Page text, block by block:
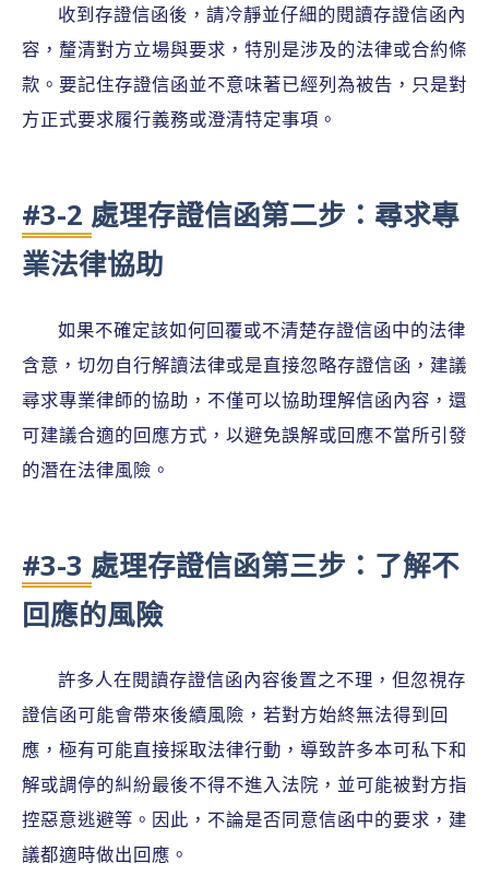
收到存證信函後，請冷靜並仔細的閱讀存證信函內
容，釐清對方立場與要求，特別是涉及的法律或合約條
款。要記住存證信函並不意味著已經列為被告，只是對
方正式要求履行義務或澄清特定事項。
#3-2 處理存證信函第二步：尋求專
業法律協助
如果不確定該如何回覆或不清楚存證信函中的法律
含意，切勿自行解讀法律或是直接忽略存證信函，建議
尋求專業律師的協助，不僅可以協助理解信函內容，還
可建議合適的回應方式，以避免誤解或回應不當所引發
的潛在法律風險。
#3-3 處理存證信函第三步：了解不
回應的風險
許多人在閱讀存證信函內容後置之不理，但忽視存
證信函可能會帶來後續風險，若對方始終無法得到回
應，極有可能直接採取法律行動，導致許多本可私下和
解或調停的糾紛最後不得不進入法院，並可能被對方指
控惡意逃避等。因此，不論是否同意信函中的要求，建
議都適時做出回應。